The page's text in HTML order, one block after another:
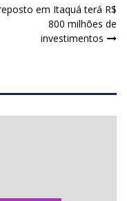
em Itaquá terá R$
800 milhões de
investimentos